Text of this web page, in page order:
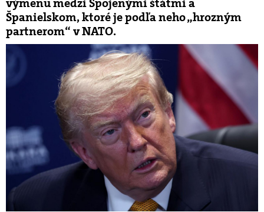
Španielskom, ktoré je podľa neho „hrozným
partnerom“ v NATO.